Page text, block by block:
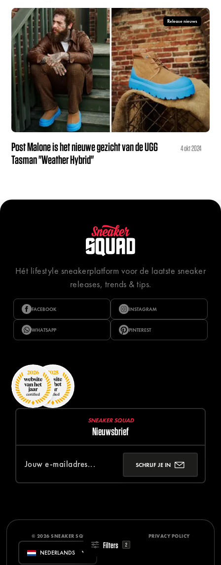
Filters 2
Release nieuws
Post Malone is het nieuwe gezicht van de UGG
Tasman "Weather Hybrid"
4 okt 2024
Hét lifestyle sneakerplatform voor de laatste sneaker
releases, trends & tips.
FACEBOOK INSTAGRAM
WHATSAPP PINTEREST
SNEAKER SQUAD
Nieuwsbrief
SCHRIJF JE IN
© 2026 SNEAKER SQUAD PRIVACY POLICY
NEDERLANDS